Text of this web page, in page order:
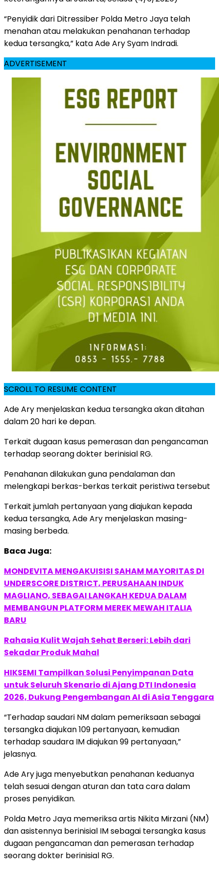
“Penyidik dari Ditressiber Polda Metro Jaya telah
menahan atau melakukan penahanan terhadap
kedua tersangka,” kata Ade Ary Syam Indradi.
ADVERTISEMENT
SCROLL TO RESUME CONTENT
Ade Ary menjelaskan kedua tersangka akan ditahan
dalam 20 hari ke depan.
Terkait dugaan kasus pemerasan dan pengancaman
terhadap seorang dokter berinisial RG.
Penahanan dilakukan guna pendalaman dan
melengkapi berkas-berkas terkait peristiwa tersebut
Terkait jumlah pertanyaan yang diajukan kepada
kedua tersangka, Ade Ary menjelaskan masing-
masing berbeda.
Baca Juga:
MONDEVITA MENGAKUISISI SAHAM MAYORITAS DI
UNDERSCORE DISTRICT, PERUSAHAAN INDUK
MAGLIANO, SEBAGAI LANGKAH KEDUA DALAM
MEMBANGUN PLATFORM MEREK MEWAH ITALIA
BARU
Rahasia Kulit Wajah Sehat Berseri: Lebih dari
Sekadar Produk Mahal
HIKSEMI Tampilkan Solusi Penyimpanan Data
untuk Seluruh Skenario di Ajang DTI Indonesia
2026, Dukung Pengembangan AI di Asia Tenggara
“Terhadap saudari NM dalam pemeriksaan sebagai
tersangka diajukan 109 pertanyaan, kemudian
terhadap saudara IM diajukan 99 pertanyaan,”
jelasnya.
Ade Ary juga menyebutkan penahanan keduanya
telah sesuai dengan aturan dan tata cara dalam
proses penyidikan.
Polda Metro Jaya memeriksa artis Nikita Mirzani (NM)
dan asistennya berinisial IM sebagai tersangka kasus
dugaan pengancaman dan pemerasan terhadap
seorang dokter berinisial RG.